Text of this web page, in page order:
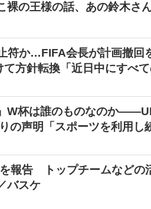
裸の王様の話、あの鈴木さ
符か…FIFA会長が計画撤回
方針転換「近日中にすべ
W杯は誰のものなのか
の声明「スポーツを利用し
報告 トップチームなどの
バスケ